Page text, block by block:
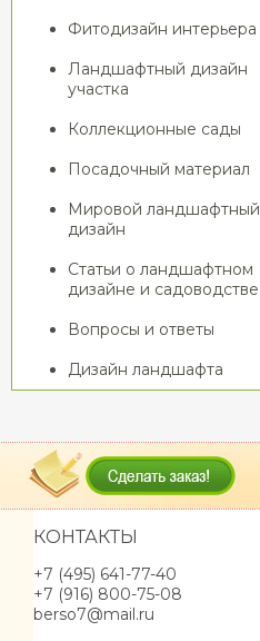
Фитодизайн интерьера
Ландшафтный дизайн
участка
Коллекционные сады
Посадочный материал
Мировой ландшафтный
дизайн
Статьи о ландшафтном
дизайне и садоводстве
Вопросы и ответы
Дизайн ландшафта
КОНТАКТЫ
+7 (495) 641-77-40
+7 (916) 800-75-08
berso7@mail.ru